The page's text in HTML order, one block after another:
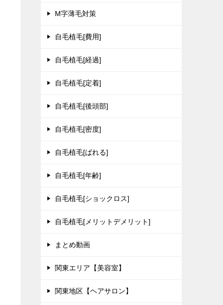
M字薄毛対策
自毛植毛[費用]
自毛植毛[経過]
自毛植毛[定着]
自毛植毛[後頭部]
自毛植毛[密度]
自毛植毛[ばれる]
自毛植毛[年齢]
自毛植毛[ショックロス]
自毛植毛[メリットデメリット]
まとめ動画
関東エリア【美容室】
関東地区【ヘアサロン】